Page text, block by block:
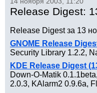
Release Digest:
Release Digest за 13
GNOME Release
Security Library 1.2.2,
KDE Release Digest
Down-O-Matik
2.0.3, KAlarm2 0.9.6a,